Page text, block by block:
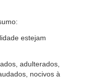
estejam
adulterados,
nocivos à